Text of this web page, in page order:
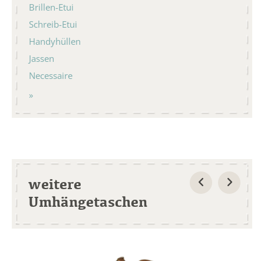
Brillen-Etui
Schreib-Etui
Handyhüllen
Jassen
Necessaire
weitere
Umhängetaschen